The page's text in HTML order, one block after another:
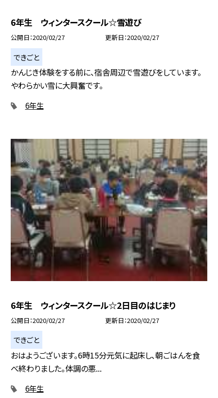
6年生 ウィンタースクール☆雪遊び
公開日 2020/02/27 更新日 2020/02/27
できごと
かんじき体験をする前に、宿舎周辺で雪遊びをしています。
やわらかい雪に大興奮です。
6年生
6年生 ウィンタースクール☆2日目のはじまり
公開日 2020/02/27 更新日 2020/02/27
できごと
おはようございます。6時15分元気に起床し、朝ごはんを食
べ終わりました。体調の悪...
6年生